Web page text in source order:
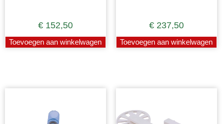
€ 152,50
Toevoegen aan winkelwagen
€ 237,50
Toevoegen aan winkelwagen